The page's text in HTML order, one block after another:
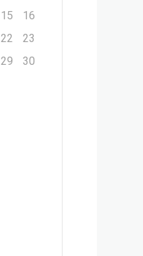
15
16
22
23
29
30